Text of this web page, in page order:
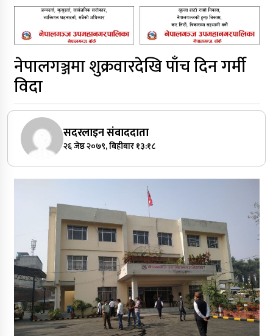
नेपालगञ्जमा शुक्रवारदेखि पाँच दिन गर्मी
विदा
सदरलाइन संवाददाता
२६ जेष्ठ २०७९, बिहीबार १३:१८